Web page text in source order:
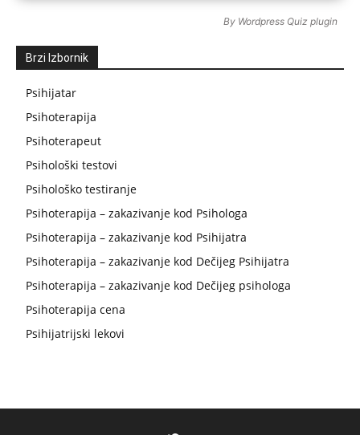
By Wordpress Quiz plugin
Brzi Izbornik
Psihijatar
Psihoterapija
Psihoterapeut
Psihološki testovi
Psihološko testiranje
Psihoterapija – zakazivanje kod Psihologa
Psihoterapija – zakazivanje kod Psihijatra
Psihoterapija – zakazivanje kod Dečijeg Psihijatra
Psihoterapija – zakazivanje kod Dečijeg psihologa
Psihoterapija cena
Psihijatrijski lekovi